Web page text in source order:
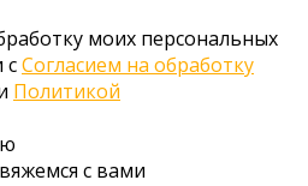
моих персональных
сСогласием на обработку
Политикой
с вами